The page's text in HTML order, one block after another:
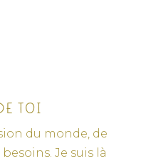
TOI
du monde, de
Je suis là